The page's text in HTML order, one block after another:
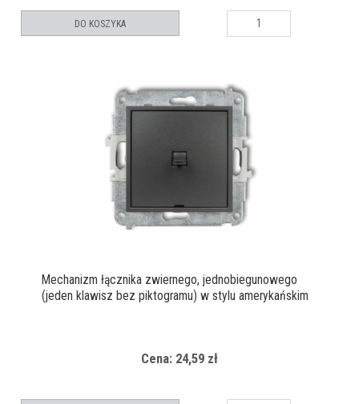
DO KOSZYKA
Mechanizm łącznika zwiernego, jednobiegunowego
(jeden klawisz bez piktogramu) w stylu amerykańskim
Cena: 24,59 zł